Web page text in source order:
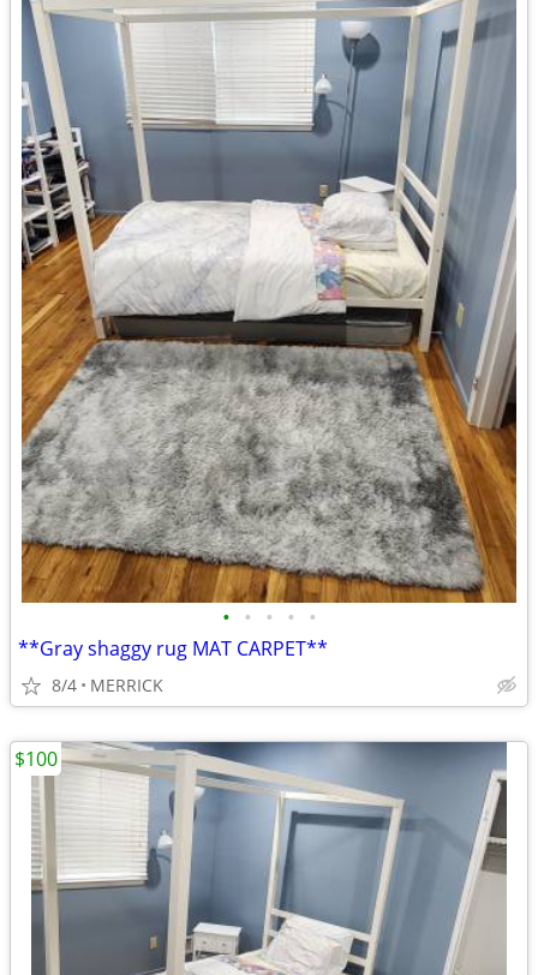
• • • • •
**Gray shaggy rug MAT CARPET**
8/4 MERRICK
$100